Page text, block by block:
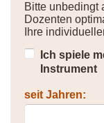
Bitte unbedingt
Dozenten
Ihre
Ich spiele
Instrument
seit Jahren: